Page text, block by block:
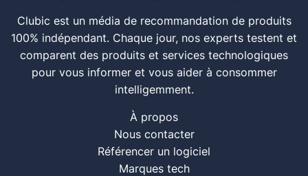
Clubic est un média de recommandation de produits
100% indépendant. Chaque jour, nos experts testent et
comparent des produits et services technologiques
pour vous informer et vous aider à consommer
intelligemment.
À propos
Nous contacter
Référencer un logiciel
Marques tech